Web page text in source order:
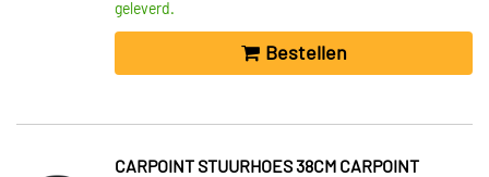
geleverd.
Bestellen
CARPOINT STUURHOES 38CM CARPOINT